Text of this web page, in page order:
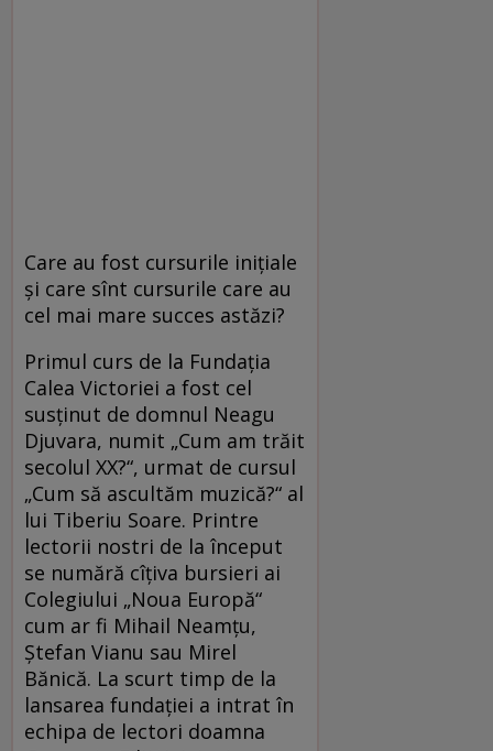
Care au fost cursurile inițiale
și care sînt cursurile care au
cel mai mare succes astăzi?
Primul curs de la Fundația
Calea Victoriei a fost cel
susținut de domnul Neagu
Djuvara, numit „Cum am trăit
secolul XX?“, urmat de cursul
„Cum să ascultăm muzică?“ al
lui Tiberiu Soare. Printre
lectorii nostri de la început
se numără cîțiva bursieri ai
Colegiului „Noua Europă“
cum ar fi Mihail Neamțu,
Ștefan Vianu sau Mirel
Bănică. La scurt timp de la
lansarea fundației a intrat în
echipa de lectori doamna